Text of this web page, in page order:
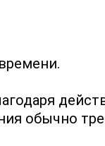
обычно